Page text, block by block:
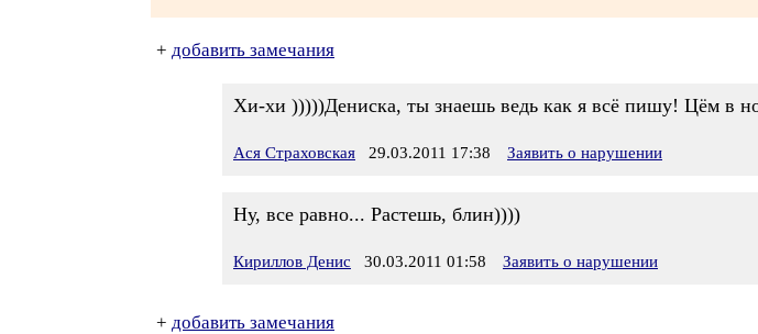
+ добавить замечания
Хи-хи )))))Дениска, ты знаешь ведь как я всё пишу! Цём в
Ася Страховская 29.03.2011 17:38 Заявить о нарушении
Ну, все равно... Растешь, блин))))
Кириллов Денис 30.03.2011 01:58 Заявить о нарушении
+ добавить замечания